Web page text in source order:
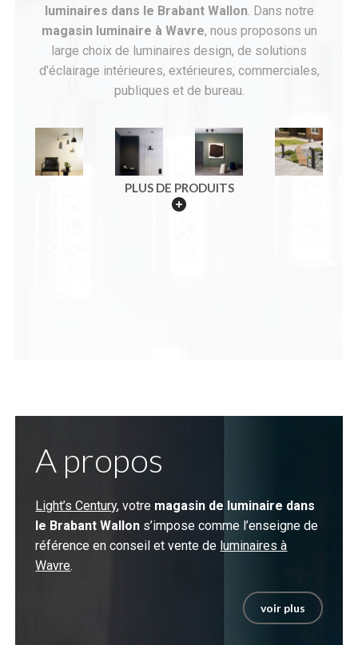
luminaires dans le Brabant Wallon. Dans notre
magasin luminaire à Wavre, nous proposons un
large choix de luminaires design, de solutions
d’éclairage intérieures, extérieures, commerciales,
publiques et de bureau.
PLUS DE PRODUITS
A propos
Light’s Century, votre magasin de luminaire dans
le Brabant Wallon s’impose comme l’enseigne de
référence en conseil et vente de luminaires à
Wavre.
voir plus